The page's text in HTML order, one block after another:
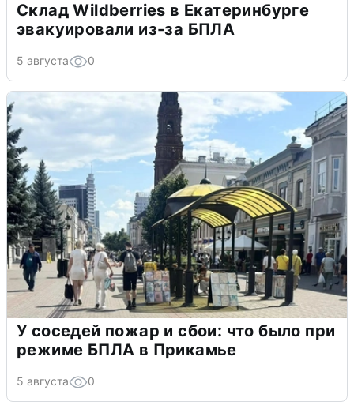
Склад Wildberries в Екатеринбурге
эвакуировали из-за БПЛА
5 августа 0
У соседей пожар и сбои: что было при
режиме БПЛА в Прикамье
5 августа 0